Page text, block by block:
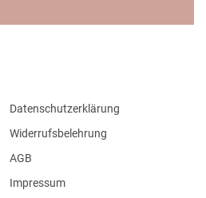
Datenschutzerklärung
Widerrufsbelehrung
AGB
Impressum